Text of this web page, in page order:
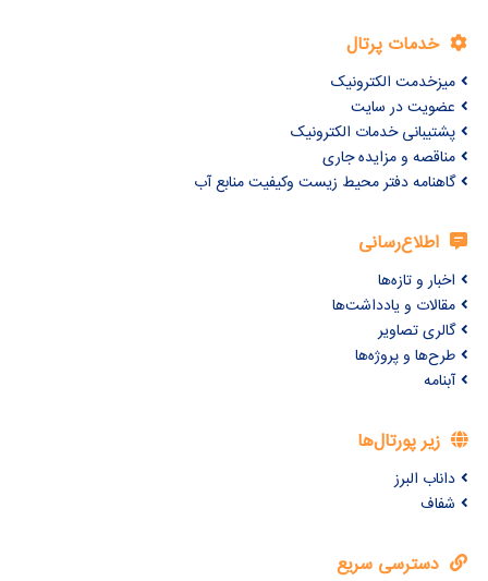
خدمات پرتال
میزخدمت الکترونیک
عضویت در سایت
پشتیبانی خدمات الکترونیک
مناقصه و مزایده جاری
گاهنامه دفتر محیط زیست وکیفیت منابع آب
اطلاع‌رسانی
اخبار و تازه‌ها
مقالات و یادداشت‌ها
گالری تصاویر
طرح‌ها و پروژه‌ها
آبنامه
زیر پورتال‌ها
داناب البرز
شفاف
دسترسی سریع